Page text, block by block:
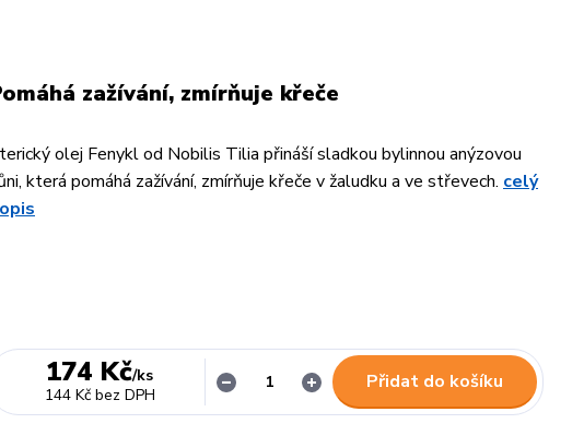
zažívání, zmírňuje křeče
olej Fenykl od Nobilis Tilia přináší sladkou bylinnou anýzovou
která pomáhá zažívání, zmírňuje křeče v žaludku a ve střevech. celý
174 Kč/ks
144 Kč bez DPH
Přidat do košíku